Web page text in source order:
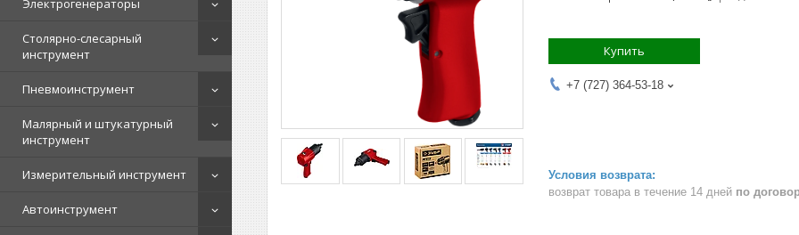
Электрогенераторы
Столярно-слесарный
инструмент
Пневмоинструмент
Малярный и штукатурный
инструмент
Измерительный инструмент
Автоинструмент
Купить
+7 (727) 364-53-18
возврат товара в течение 14 дней по